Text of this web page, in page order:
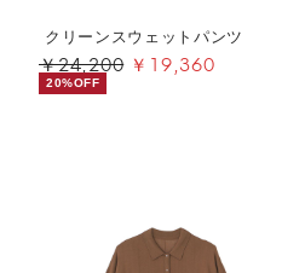
クリーンスウェットパンツ
￥24,200 ￥19,360
20%OFF